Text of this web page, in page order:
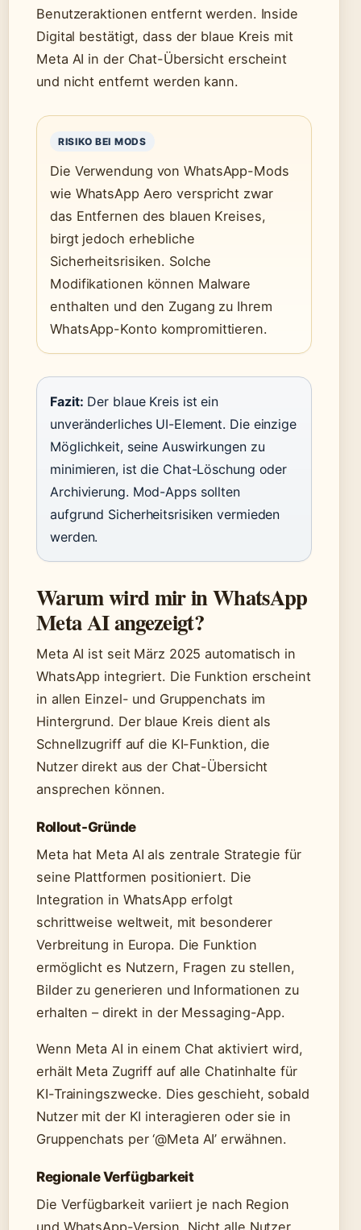
Benutzeraktionen entfernt werden. Inside
Digital bestätigt, dass der blaue Kreis mit
Meta AI in der Chat-Übersicht erscheint
und nicht entfernt werden kann.
RISIKO BEI MODS
Die Verwendung von WhatsApp-Mods
wie WhatsApp Aero verspricht zwar
das Entfernen des blauen Kreises,
birgt jedoch erhebliche
Sicherheitsrisiken. Solche
Modifikationen können Malware
enthalten und den Zugang zu Ihrem
WhatsApp-Konto kompromittieren.
Fazit: Der blaue Kreis ist ein
unveränderliches UI-Element. Die einzige
Möglichkeit, seine Auswirkungen zu
minimieren, ist die Chat-Löschung oder
Archivierung. Mod-Apps sollten
aufgrund Sicherheitsrisiken vermieden
werden.
Warum wird mir in WhatsApp
Meta AI angezeigt?
Meta AI ist seit März 2025 automatisch in
WhatsApp integriert. Die Funktion erscheint
in allen Einzel- und Gruppenchats im
Hintergrund. Der blaue Kreis dient als
Schnellzugriff auf die KI-Funktion, die
Nutzer direkt aus der Chat-Übersicht
ansprechen können.
Rollout-Gründe
Meta hat Meta AI als zentrale Strategie für
seine Plattformen positioniert. Die
Integration in WhatsApp erfolgt
schrittweise weltweit, mit besonderer
Verbreitung in Europa. Die Funktion
ermöglicht es Nutzern, Fragen zu stellen,
Bilder zu generieren und Informationen zu
erhalten – direkt in der Messaging-App.
Wenn Meta AI in einem Chat aktiviert wird,
erhält Meta Zugriff auf alle Chatinhalte für
KI-Trainingszwecke. Dies geschieht, sobald
Nutzer mit der KI interagieren oder sie in
Gruppenchats per ‘@Meta AI’ erwähnen.
Regionale Verfügbarkeit
Die Verfügbarkeit variiert je nach Region
und WhatsApp-Version. Nicht alle Nutzer